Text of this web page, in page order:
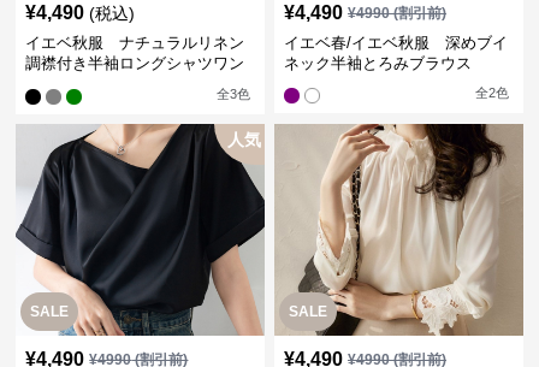
¥4,490 (税込)
イエベ秋服 ナチュラルリネン
調襟付き半袖ロングシャツワン
全3色
¥4,490 ¥4990(割引前)
イエベ春/イエベ秋服 深めブイ
ネック半袖とろみブラウス
全2色
SALE
人気
¥4,490 ¥4990(割引前)
SALE
¥4,490 ¥4990(割引前)